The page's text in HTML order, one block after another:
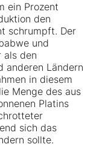
ein Prozent
den
schrumpft. Der
und
als den
anderen Ländern
in diesem
Menge des aus
Platins
sich das
sollte.